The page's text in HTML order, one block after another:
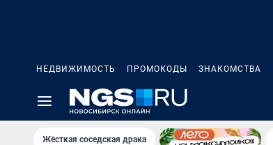
НЕДВИЖИМОСТЬ ПРОМОКОДЫ ЗНАКОМСТВА
Жёсткая соседская драка